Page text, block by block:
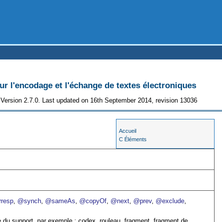
l'encodage et l'échange de textes électroniques
Version 2.7.0. Last updated on 16th September 2014, revision 13036
Accueil
C Éléments
@synch @sameAs @copyOf @next @prev, @exclude